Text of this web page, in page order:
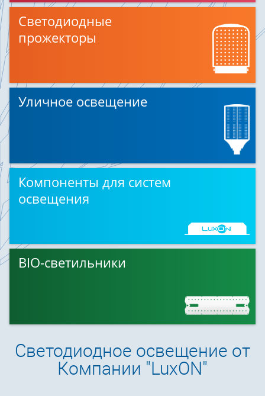
Светодиодные
прожекторы
Уличное освещение
Компоненты для систем
освещения
BIO-светильники
Светодиодное освещение от
Компании "LuxON"